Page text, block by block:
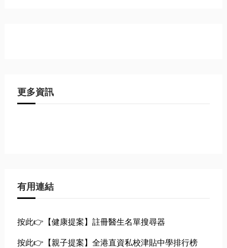
更多資訊
有用連結
按此👉【健康提案】註冊醫生名單搜尋器
按此👉【親子提案】全港直資私校津貼中學排行榜